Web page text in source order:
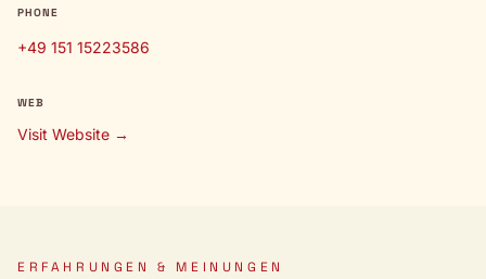
PHONE
+49 151 15223586
WEB
Visit Website →
ERFAHRUNGEN & MEINUNGEN